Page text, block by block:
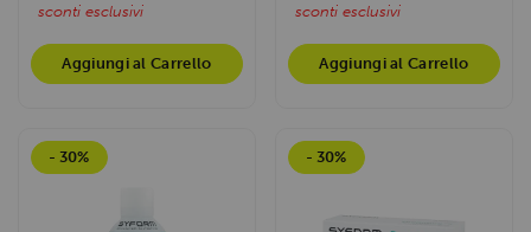
sconti esclusivi
Aggiungi al Carrello
sconti esclusivi
Aggiungi al Carrello
- 30% - 30%